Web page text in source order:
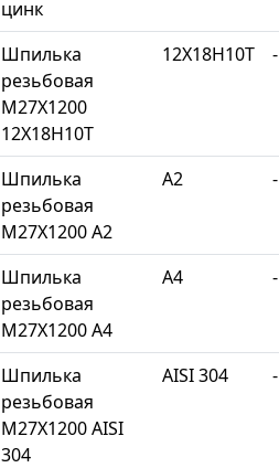
цинк
Шпилька
резьбовая
М27Х1200
12Х18Н10Т
12Х18Н10Т -
Шпилька
резьбовая
М27Х1200 A2
A2 -
Шпилька
резьбовая
М27Х1200 A4
A4 -
Шпилька
резьбовая
М27Х1200 AISI
304
AISI 304 -